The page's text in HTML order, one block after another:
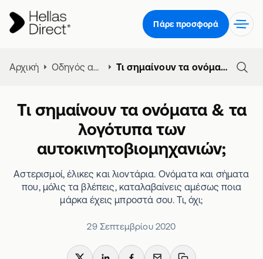
Πάρε προσφορά
Αρχική Οδηγός ασφάλειας αυτοκινήτου Τι σημαίνουν τα ονόματα & τα λογότυπα των αυτοκινητοβιομηχανιών;
Τι σημαίνουν τα ονόματα & τα
λογότυπα των
αυτοκινητοβιομηχανιών;
Αστερισμοί, έλικες και λιοντάρια. Ονόματα και σήματα
που, μόλις τα βλέπεις, καταλαβαίνεις αμέσως ποια
μάρκα έχεις μπροστά σου. Τι, όχι;
29 Σεπτεμβρίου 2020